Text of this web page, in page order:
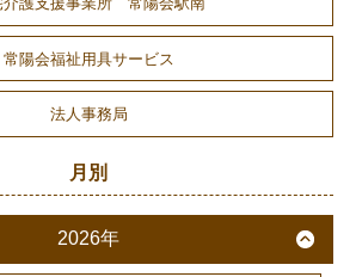
介護支援事業所 常陽会駅南
常陽会福祉用具サービス
法人事務局
月別
2026年